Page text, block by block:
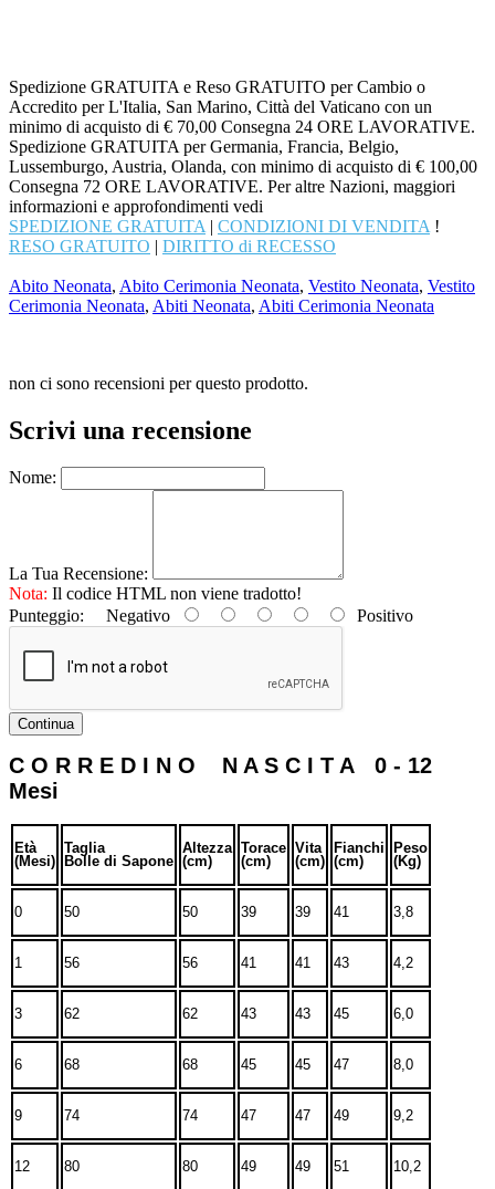
Spedizione GRATUITA e Reso GRATUITO per Cambio o
Accredito per L'Italia, San Marino, Città del Vaticano con un
minimo di acquisto di € 70,00 Consegna 24 ORE LAVORATIVE.
Spedizione GRATUITA per Germania, Francia, Belgio,
Lussemburgo, Austria, Olanda, con minimo di acquisto di € 100,00
Consegna 72 ORE LAVORATIVE. Per altre Nazioni, maggiori
informazioni e approfondimenti vedi
SPEDIZIONE GRATUITA | CONDIZIONI DI VENDITA !
RESO GRATUITO | DIRITTO di RECESSO
Abito Neonata, Abito Cerimonia Neonata, Vestito Neonata, Vestito
Cerimonia Neonata, Abiti Neonata, Abiti Cerimonia Neonata
non ci sono recensioni per questo prodotto.
Scrivi una recensione
Nome:
La Tua Recensione:
Nota: Il codice HTML non viene tradotto!
Punteggio: Negativo Positivo
Continua
C O R R E D I N O N A S C I T A 0 - 12
Mesi
Età
(Mesi)
Taglia
Bolle di Sapone
Altezza
(cm)
Torace
(cm)
Vita
(cm)
Fianchi
(cm)
Peso
(Kg)
0 50 50 39 39 41 3,8
1 56 56 41 41 43 4,2
3 62 62 43 43 45 6,0
6 68 68 45 45 47 8,0
9 74 74 47 47 49 9,2
12 80 80 49 49 51 10,2